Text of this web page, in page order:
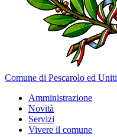
Comune di Pescarolo ed Uniti
Amministrazione
Novità
Servizi
Vivere il comune